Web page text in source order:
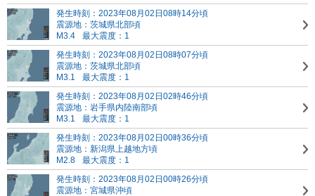
発生時刻：2023年08月02日08時14分頃
震源地：茨城県北部頃
M3.4
最大震度：1
発生時刻：2023年08月02日08時07分頃
震源地：茨城県北部頃
M3.1
最大震度：1
発生時刻：2023年08月02日02時46分頃
震源地：岩手県内陸南部頃
M3.1
最大震度：1
発生時刻：2023年08月02日00時36分頃
震源地：新潟県上越地方頃
M2.8
最大震度：1
発生時刻：2023年08月02日00時26分頃
震源地：宮城県沖頃